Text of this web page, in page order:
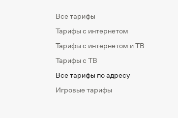
Все тарифы
Тарифы с интернетом
Тарифы с интернетом и ТВ
Тарифы с ТВ
Все тарифы по адресу
Игровые тарифы